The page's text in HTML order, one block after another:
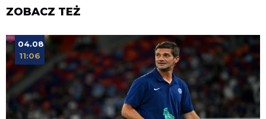
ZOBACZ TEŻ
04.08
11:06